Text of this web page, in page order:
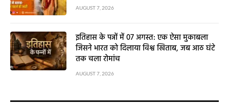
AUGUST 7, 2026
इतिहास के पन्नों में 07 अगस्त: एक ऐसा मुकाबला
जिसने भारत को दिलाया विश्व खिताब, जब आठ घंटे
तक चला रोमांच
AUGUST 7, 2026